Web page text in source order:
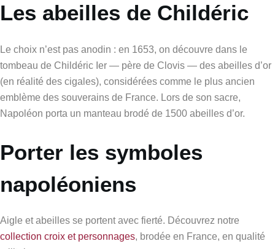
Les abeilles de Childéric
Le choix n’est pas anodin : en 1653, on découvre dans le
tombeau de Childéric Ier — père de Clovis — des abeilles d’or
(en réalité des cigales), considérées comme le plus ancien
emblème des souverains de France. Lors de son sacre,
Napoléon porta un manteau brodé de 1500 abeilles d’or.
Porter les symboles
napoléoniens
Aigle et abeilles se portent avec fierté. Découvrez notre
collection croix et personnages, brodée en France, en qualité